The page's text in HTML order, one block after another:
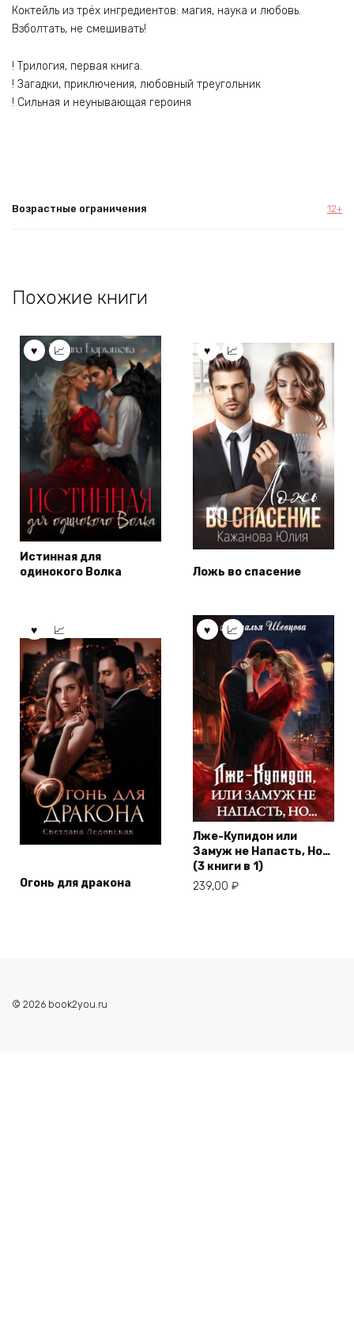
Коктейль из трёх ингредиентов: магия, наука и любовь.
Взболтать, не смешивать!
! Трилогия, первая книга.
! Загадки, приключения, любовный треугольник
! Сильная и неунывающая героиня
Возрастные ограничения 12+
Похожие книги
Истинная для
одинокого Волка
Ложь во спасение
Огонь для дракона
Лже-Купидон или
Замуж не Напасть, Но…
(3 книги в 1)
239,00 ₽
© 2026 book2you.ru